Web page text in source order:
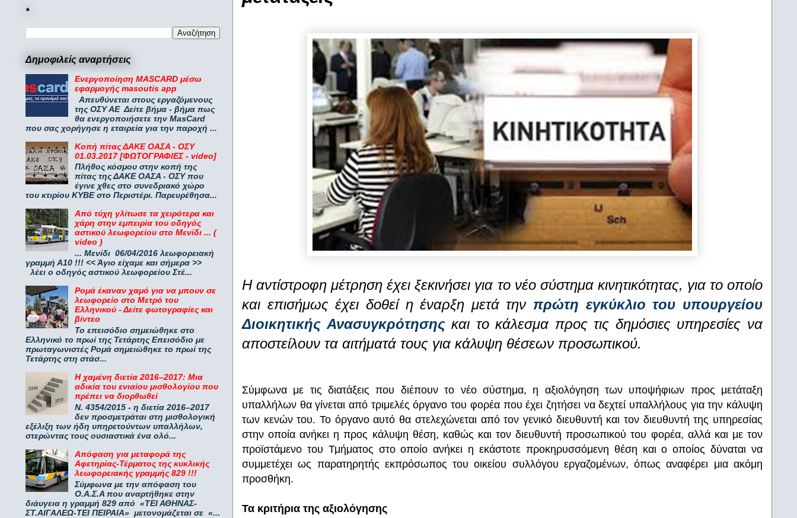
Η αντίστροφη μέτρηση έχει ξεκινήσει για το νέο σύστημα κινητικότητας, για το οποίο
και επισήμως έχει δοθεί η έναρξη μετά την πρώτη εγκύκλιο του υπουργείου
Διοικητικής Ανασυγκρότησηςκαι το κάλεσμα προς τις δημόσιες υπηρεσίες να
αποστείλουν τα αιτήματά τους για κάλυψη θέσεων προσωπικού.
Σύμφωνα με τις διατάξεις που διέπουν το νέο σύστημα, η αξιολόγηση των υποψήφιων προς μετάταξη
υπαλλήλων θα γίνεται από τριμελές όργανο του φορέα που έχει ζητήσει να δεχτεί υπαλλήλους για την κάλυψη
των κενών του. Το όργανο αυτό θα στελεχώνεται από τον γενικό διευθυντή και τον διευθυντή της υπηρεσίας
στην οποία ανήκει η προς κάλυψη θέση, καθώς και τον διευθυντή προσωπικού του φορέα, αλλά και με τον
προϊστάμενο του Τμήματος στο οποίο ανήκει η εκάστοτε προκηρυσσόμενη θέση και ο οποίος δύναται να
συμμετέχει ως παρατηρητής εκπρόσωπος του οικείου συλλόγου εργαζομένων, όπως αναφέρει μια ακόμη
προσθήκη.
Τα κριτήρια της αξιολόγησης
*
Δημοφιλείς αναρτήσεις
Ενεργοποίηση MASCARD μέσω
εφαρμογής masoutis app
Απευθύνεται στους εργαζόμενους
της ΟΣΥ ΑΕ Δείτε βήμα - βήμα πως
θα ενεργοποιήσετε την MasCard
που σας χορήγησε η εταιρεία για την παροχή ...
Κοπή πίτας ΔΑΚΕ ΟΑΣΑ - ΟΣΥ
01.03.2017 [ΦΩΤΟΓΡΑΦΙΕΣ - video]
Πλήθος κόσμου στην κοπή της
πίτας της ΔΑΚΕ ΟΑΣΑ - ΟΣΥ που
έγινε χθες στο συνεδριακό χώρο
του κτιρίου ΚΥΒΕ στο Περιστέρι. Παρευρέθησα...
Από τύχη γλίτωσε τα χειρότερα και
χάρη στην εμπειρία του οδηγός
αστικού λεωφορείου στο Μενίδι ... (
video )
... Μενίδι 06/04/2016 λεωφορειακή
γραμμή Α10 !!! << Άγιο είχαμε και σήμερα >>
λέει ο οδηγός αστικού λεωφορείου Στέ...
Ρομά έκαναν χαμό για να μπουν σε
λεωφορείο στο Μετρό του
Ελληνικού - Δείτε φωτογραφίες και
βίντεο
Το επεισόδιο σημειώθηκε στο
Ελληνικό το πρωί της Τετάρτης Επεισόδιο με
πρωταγωνιστές Ρομά σημειώθηκε το πρωί της
Τετάρτης στη στάσ...
Η χαμένη διετία 2016–2017: Μια
αδικία του ενιαίου μισθολογίου που
πρέπει να διορθωθεί
Ν. 4354/2015 - η διετία 2016–2017
δεν προσμετράται στη μισθολογική
εξέλιξη των ήδη υπηρετούντων υπαλλήλων,
στερώντας τους ουσιαστικά ένα ολό...
Απόφαση για μεταφορά της
Αφετηρίας-Τέρματος της κυκλικής
λεωφορειακής γραμμής 829 !!!
Σύμφωνα με την απόφαση του
Ο.Α.Σ.Α που αναρτήθηκε στην
διάυγεια η γραμμή 829 από «ΤΕΙ ΑΘΗΝΑΣ-
ΣΤ.ΑΙΓΑΛΕΩ-ΤΕΙ ΠΕΙΡΑΙΑ» μετονομάζεται σε «...